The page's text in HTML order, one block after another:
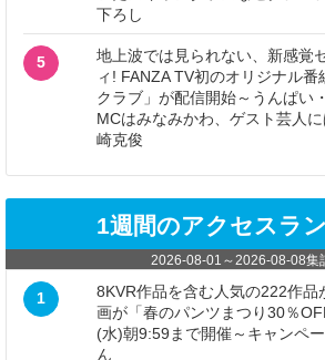
下ろし
5
地上波では見られない、新感覚
ィ! FANZA TV初のオリジナル
クラブ」が配信開始～うんぱい
MCはみなみかわ、ゲスト芸人
崎克俊
1週間のアクセスラ
2026-08-01 ～2026-08-08集
1
8KVR作品を含む人気の222作品
画が「春のパンツまつり30％
(水)朝9:59まで開催～キャンペ
ん